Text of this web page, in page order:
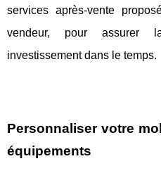
services après-vente
vendeur, pour assurer
investissement dans le temps.
Personnaliser votre
équipements